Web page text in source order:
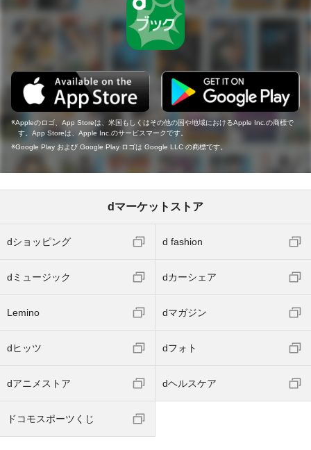
Appleのロゴ、App Storeは、米国もしくはその他の国や地域におけるApple Inc.の商標で
す。App Storeは、Apple Inc.のサービスマークです。
Google Play および Google Play ロゴは Google LLC の商標です。
dマーケットストア
dショッピング d fashion
dミュージック dカーシェア
Lemino dマガジン
dヒッツ dフォト
dアニメストア dヘルスケア
ドコモスポーツくじ